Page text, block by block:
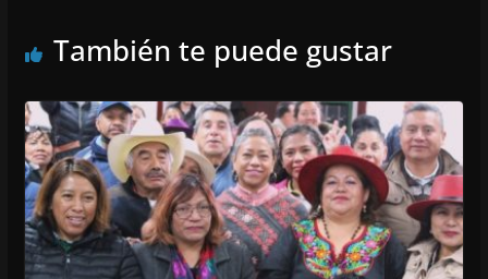
También te puede gustar